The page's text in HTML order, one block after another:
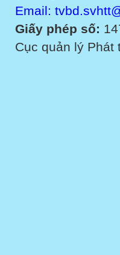
Email:
Giấy phép số:
Cục quản lý Phát